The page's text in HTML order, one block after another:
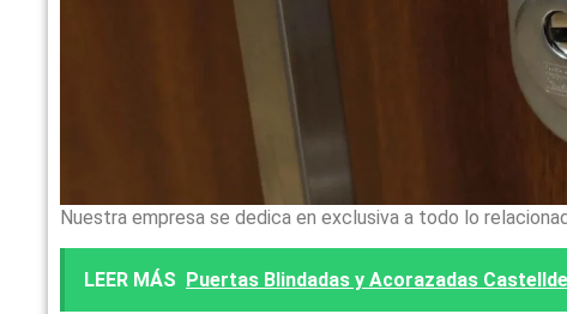
Nuestra empresa se dedica en exclusiva a todo lo
LEER MÁS Puertas Blindadas y Acorazadas